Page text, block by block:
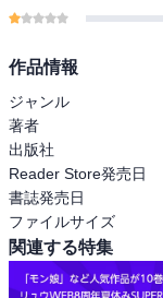
作品情報
ジャンル
著者
出版社
Reader Store発売日
書誌発売日
ファイルサイズ
関連する特集